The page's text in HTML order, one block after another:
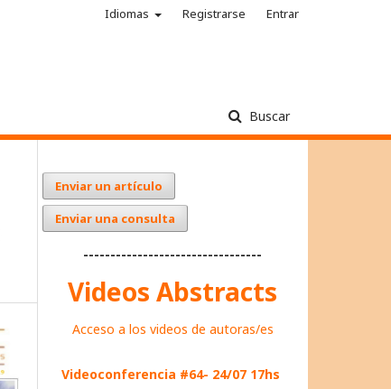
Buscar
Idiomas Registrarse Entrar
Enviar un artículo
Enviar una consulta
---------------------------------
Videos Abstracts
Acceso a los videos de autoras/es
Videoconferencia #64- 24/07 17hs